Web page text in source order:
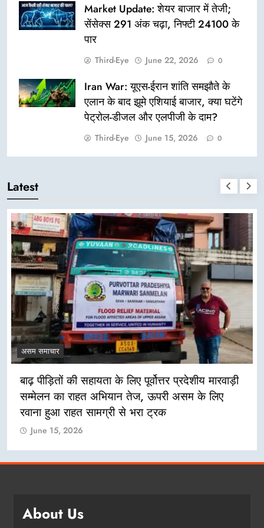
Market Update: शेयर बाजार में तेजी;
सेंसेक्स 291 अंक चढ़ा, निफ्टी 24100 के
पार
Third-Eye June 22, 2026 0
Iran War: यूएस-ईरान शांति समझौते के
एलान के बाद झूमे एशियाई बाजार, क्या घटेंगे
पेट्रोल-डीजल और एलपीजी के दाम?
Third-Eye June 15, 2026 0
Latest
असम समाचार
बाढ़ पीड़ितों की सहायता के लिए पूर्वोत्तर प्रदेशीय मारवाड़ी
सम्मेलन का राहत अभियान तेज, ऊपरी असम के लिए
रवाना हुआ राहत सामग्री से भरा ट्रक
June 15, 2026
About Us